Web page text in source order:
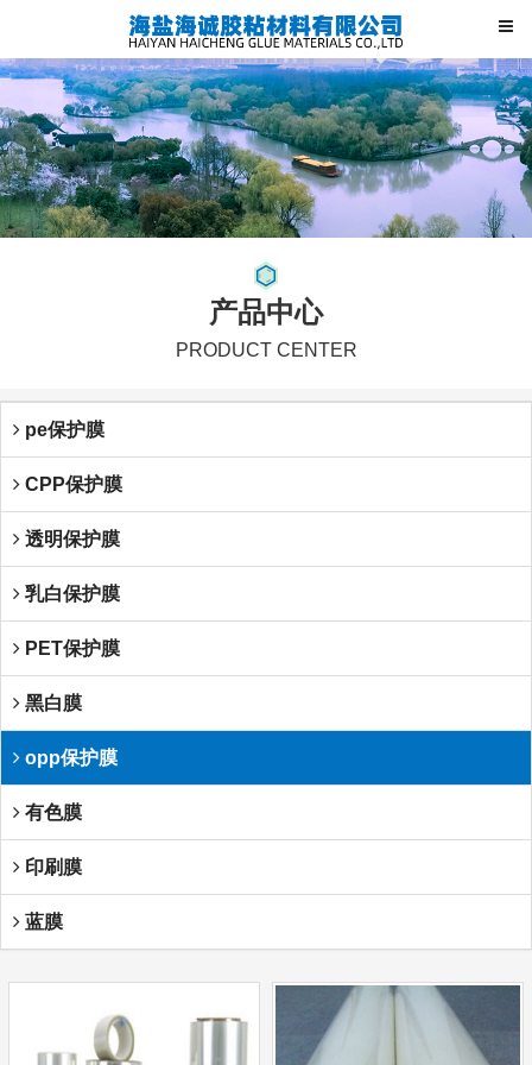
产品中心
PRODUCT CENTER
pe保护膜
CPP保护膜
透明保护膜
乳白保护膜
PET保护膜
黑白膜
opp保护膜
有色膜
印刷膜
蓝膜